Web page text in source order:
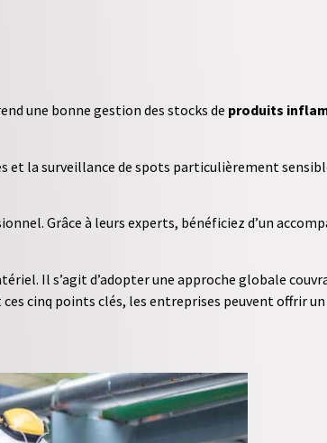
une bonne gestion des stocks de produits
et la surveillance de spots particulièrement
Grâce à leurs experts, bénéficiez d’un
Il s’agit d’adopter une approche globale
cinq points clés, les entreprises peuvent offrir